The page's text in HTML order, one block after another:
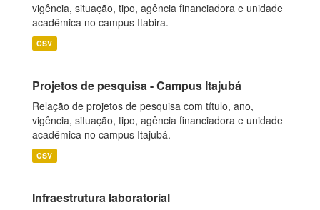
vigência, situação, tipo, agência financiadora e unidade
acadêmica no campus Itabira.
CSV
Projetos de pesquisa - Campus Itajubá
Relação de projetos de pesquisa com título, ano,
vigência, situação, tipo, agência financiadora e unidade
acadêmica no campus Itajubá.
CSV
Infraestrutura laboratorial